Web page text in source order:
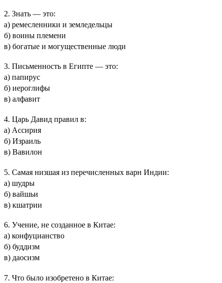
2. Знать — это:
а) ремесленники и земледельцы
б) воины племени
в) богатые и могущественные люди
3. Письменность в Египте — это:
а) папирус
б) иероглифы
в) алфавит
4. Царь Давид правил в:
а) Ассирия
б) Израиль
в) Вавилон
5. Самая низшая из перечисленных варн Индии:
а) шудры
б) вайшьи
в) кшатрии
6. Учение, не созданное в Китае:
а) конфуцианство
б) буддизм
в) даосизм
7. Что было изобретено в Китае: